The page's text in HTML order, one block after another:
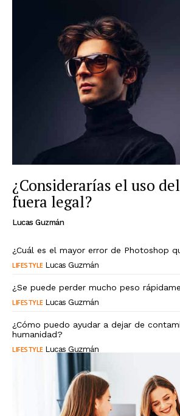
¿Considerarías el uso
fuera legal?
Lucas Guzmán
¿Cuál es el mayor error de Photoshop
LIFESTYLE Lucas Guzmán
¿Se puede perder mucho peso
LIFESTYLE Lucas Guzmán
¿Cómo puedo ayudar a dejar de
humanidad?
LIFESTYLE Lucas Guzmán